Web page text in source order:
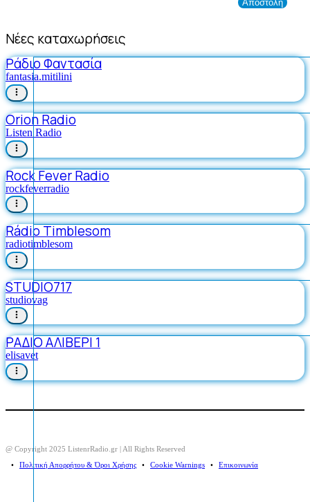
Νέες καταχωρήσεις
Ράδιο Φαντασία
fantasia.mitilini
Orion Radio
Listen Radio
Rock Fever Radio
rockfeverradio
Rádio Timblesom
radiotimblesom
STUDIO717
studiovag
ΡΑΔΙΟ ΑΛΙΒΕΡΙ 1
elisavet
@ Copyright 2025 ListenrRadio.gr | All Rights Reserved
⠀•⠀ Πολιτική Απορρήτου & Όροι Χρήσης ⠀•⠀ Cookie Warnings ⠀•⠀ Επικοινωνία